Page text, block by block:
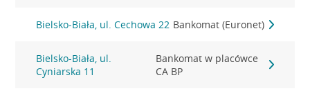
Bielsko-Biała, ul. Cechowa 22 Bankomat (Euronet)
Bielsko-Biała, ul.
Cyniarska 11
Bankomat w placówce
CA BP